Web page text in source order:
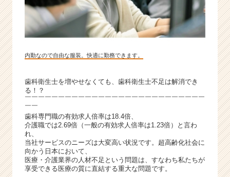
内勤なので自由な服装。快適に勤務できます。
歯科衛生士を増やせなくても、歯科衛生士不足は解消でき
る！？
￣￣￣￣￣￣￣￣￣￣￣￣￣￣￣￣￣￣￣￣￣￣￣￣￣￣￣
￣￣
歯科専門職の有効求人倍率は18.4倍、
介護職では2.69倍（一般の有効求人倍率は1.23倍）と言わ
れ、
当社サービスのニーズは大変高い状況です。超高齢化社会に
向かう日本において、
医療・介護業界の人材不足という問題は、すなわち私たちが
享受できる医療の質に直結する重大な問題です。